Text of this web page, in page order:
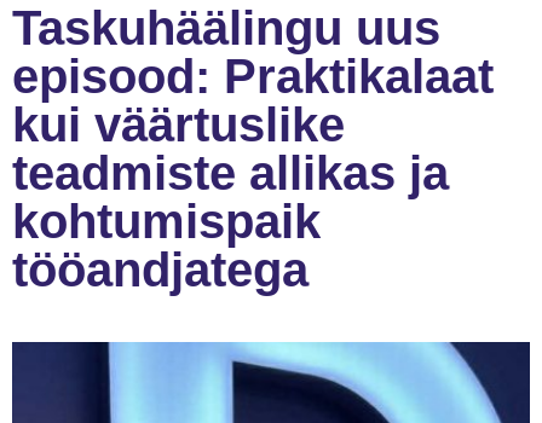
Taskuhäälingu uus
episood: Praktikalaat
kui väärtuslike
teadmiste allikas ja
kohtumispaik
tööandjatega